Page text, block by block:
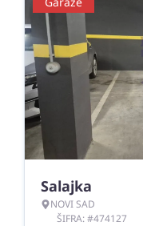
Salajka
NOVI SAD
ŠIFRA: #474127